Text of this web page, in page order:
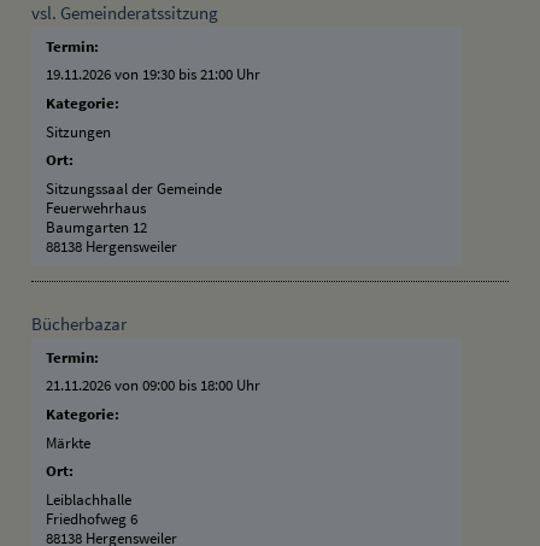
vsl. Gemeinderatssitzung
Termin:
19.11.2026 von 19:30 bis 21:00 Uhr
Kategorie:
Sitzungen
Ort:
Sitzungssaal der Gemeinde
Feuerwehrhaus
Baumgarten 12
88138 Hergensweiler
Bücherbazar
Termin:
21.11.2026 von 09:00 bis 18:00 Uhr
Kategorie:
Märkte
Ort:
Leiblachhalle
Friedhofweg 6
88138 Hergensweiler